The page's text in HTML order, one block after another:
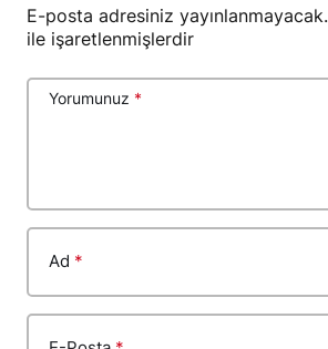
E-posta adresiniz yayınlanmayacak.
ile işaretlenmişlerdir
Yorumunuz *
Ad *